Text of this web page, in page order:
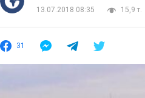
13.07.2018 08:35
15,9 т.
31